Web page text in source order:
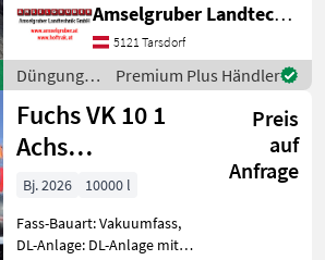
Güllefässer- In Massivität
und Langlebigkeit
unschlagbar! (Stärkste
Materialstärken + Beste
Mate
Amselgruber Landtechnik GmbH
5121 Tarsdorf
Düngung
und
Beregnung
/ Fuchs
Premium Plus Händler
Fuchs VK 10 1
Achs
Amselgruber
Edition TOP
Preis
auf
Anfrage
Bj. 2026
10000 l
Fass-Bauart: Vakuumfass,
DL-Anlage: DL-Anlage mit